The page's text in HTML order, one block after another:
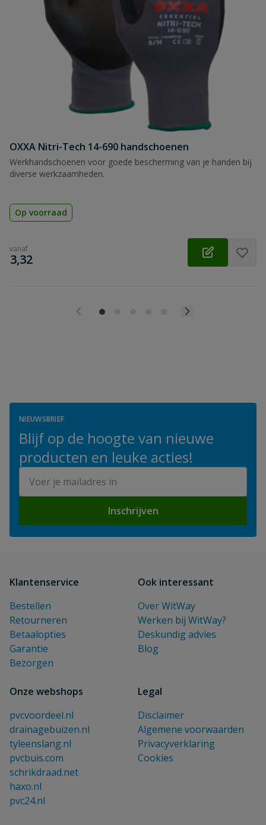
OXXA Nitri-Tech 14-690 handschoenen
Werkhandschoenen voor goede bescherming van je handen bij
diverse werkzaamheden.
Op voorraad
vanaf
€
3,32
NIEUWSBRIEF
Blijf op de hoogte van nieuwe
producten en leuke acties!
Inschrijven
Klantenservice
Bestellen
Retourneren
Betaalopties
Garantie
Bezorgen
Ook interessant
Over WitWay
Werken bij WitWay?
Deskundig advies
Blog
Onze webshops
pvcvoordeel.nl
drainagebuizen.nl
tyleenslang.nl
pvcbuis.com
schrikdraad.net
haxo.nl
pvc24.nl
Legal
Disclaimer
Algemene voorwaarden
Privacyverklaring
Cookies